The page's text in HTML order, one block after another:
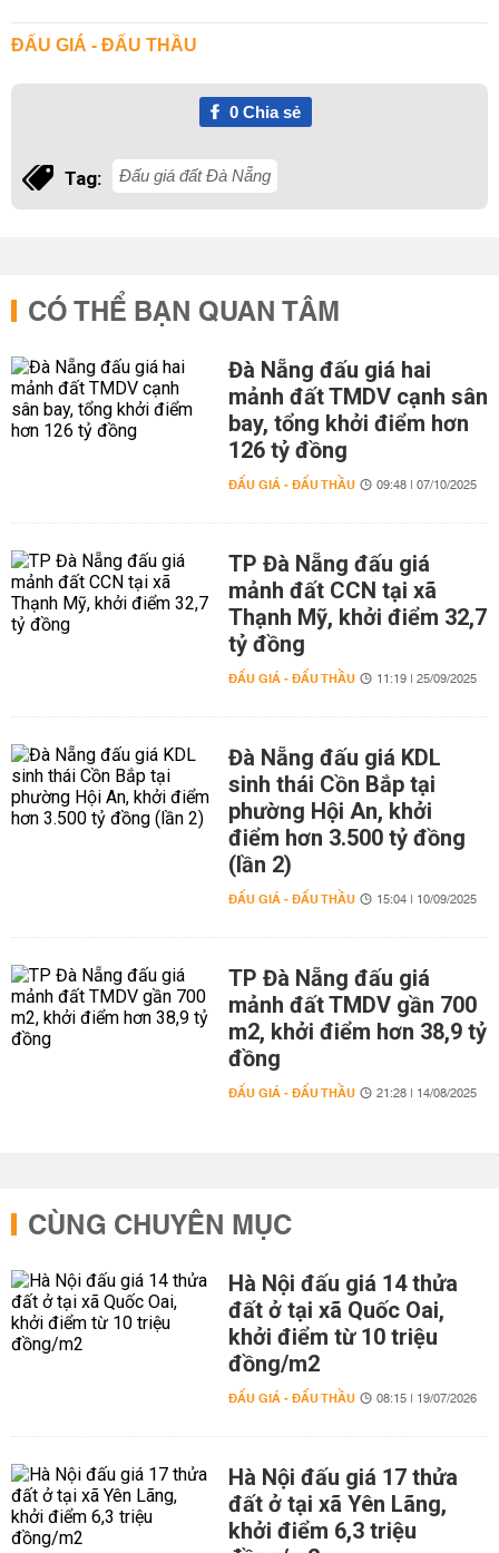
ĐẤU GIÁ - ĐẤU THẦU
0Chia sẻ
Tag: Đấu giá đất Đà Nẵng
CÓ THỂ BẠN QUAN TÂM
Đà Nẵng đấu giá hai
mảnh đất TMDV cạnh sân
bay, tổng khởi điểm hơn
126 tỷ đồng
ĐẤU GIÁ - ĐẤU THẦU 09:48 | 07/10/2025
TP Đà Nẵng đấu giá
mảnh đất CCN tại xã
Thạnh Mỹ, khởi điểm 32,7
tỷ đồng
ĐẤU GIÁ - ĐẤU THẦU 11:19 | 25/09/2025
Đà Nẵng đấu giá KDL
sinh thái Cồn Bắp tại
phường Hội An, khởi
điểm hơn 3.500 tỷ đồng
(lần 2)
ĐẤU GIÁ - ĐẤU THẦU 15:04 | 10/09/2025
TP Đà Nẵng đấu giá
mảnh đất TMDV gần 700
m2, khởi điểm hơn 38,9 tỷ
đồng
ĐẤU GIÁ - ĐẤU THẦU 21:28 | 14/08/2025
CÙNG CHUYÊN MỤC
Hà Nội đấu giá 14 thửa
đất ở tại xã Quốc Oai,
khởi điểm từ 10 triệu
đồng/m2
ĐẤU GIÁ - ĐẤU THẦU 08:15 | 19/07/2026
Hà Nội đấu giá 17 thửa
đất ở tại xã Yên Lãng,
khởi điểm 6,3 triệu